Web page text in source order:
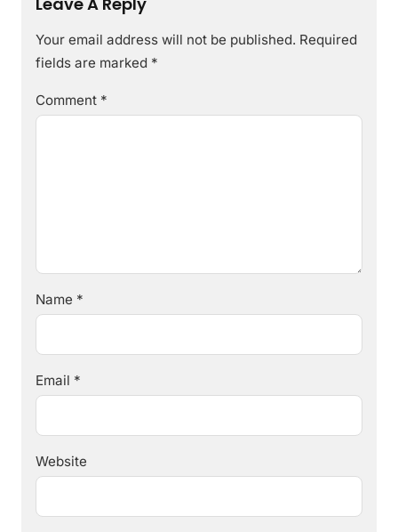
Your email address will not be published. Required
fields are marked *
Comment *
Name *
Email *
Website